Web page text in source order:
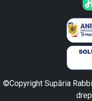
©Copyright Supăria